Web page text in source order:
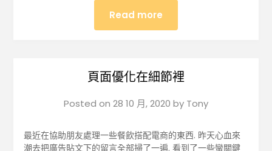
Read more
頁面優化在細節裡
Posted on 28 10 月, 2020 by Tony
最近在協助朋友處理一些餐飲搭配電商的東西. 昨天心血來
潮去把廣告貼文下的留言全部掃了一遍. 看到了一些蠻關鍵